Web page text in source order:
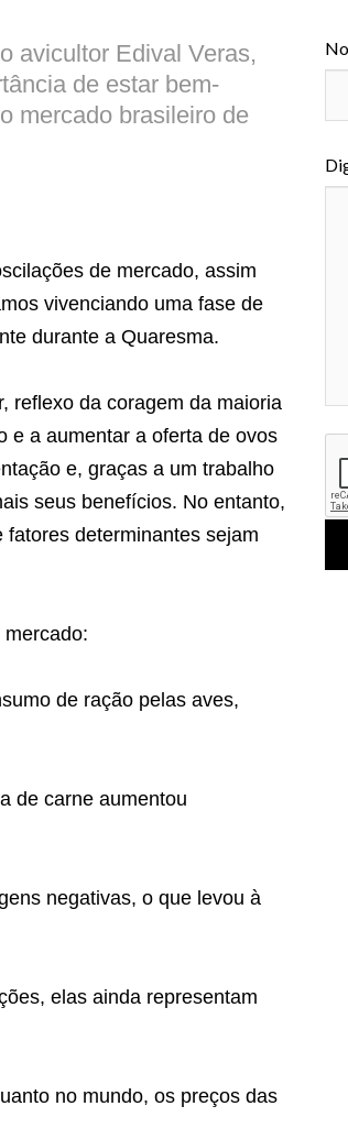
avicultor Edival Veras,
de estar bem-
mercado brasileiro de
de mercado, assim
vivenciando uma fase de
durante a Quaresma.
reflexo da coragem da maioria
e a aumentar a oferta de ovos
e, graças a um trabalho
seus benefícios. No entanto,
determinantes sejam
de ração pelas aves,
de carne aumentou
negativas, o que levou à
elas ainda representam
no mundo, os preços das